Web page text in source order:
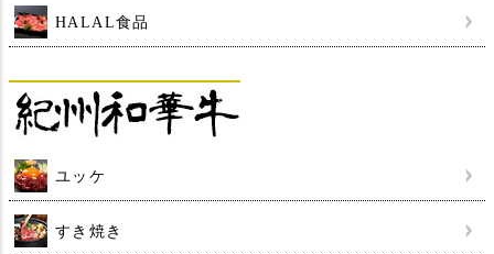
HALAL食品
ユッケ
すき焼き